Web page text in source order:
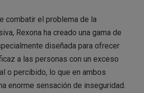
combatir el problema de la
Rexona ha creado una gama de
diseñada para ofrecer
a las personas con un exceso
o percibido, lo que en ambos
enorme sensación de inseguridad.